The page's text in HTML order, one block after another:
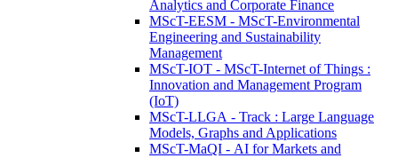
Analytics and Corporate Finance
MScT-EESM - MScT-Environmental
Engineering and Sustainability
Management
MScT-IOT - MScT-Internet of Things :
Innovation and Management Program
(IoT)
MScT-LLGA - Track : Large Language
Models, Graphs and Applications
MScT-MaQI - AI for Markets and